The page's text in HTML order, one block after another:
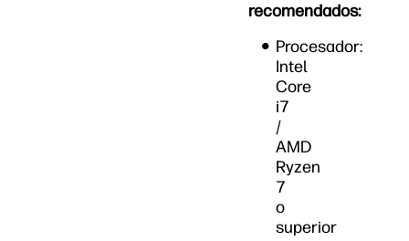
recomendados:
Procesador:
Intel
Core
i7
/
AMD
Ryzen
7
o
superior